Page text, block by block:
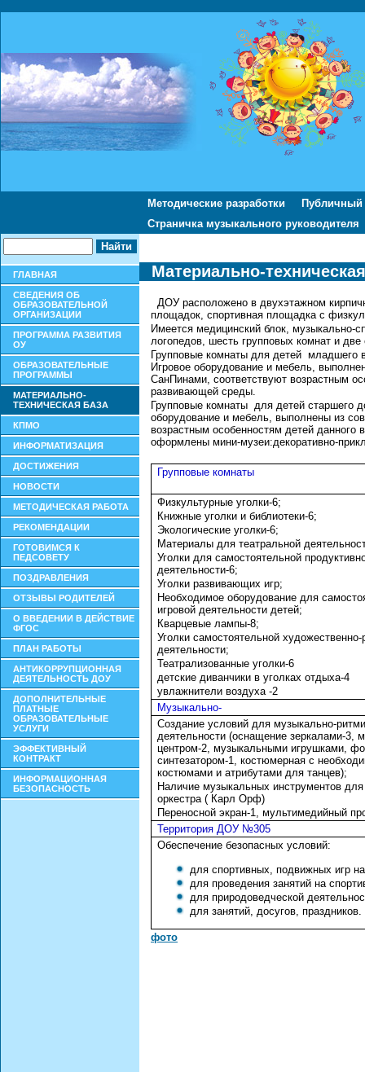
Методические разработки
Публичный
Страничка музыкального руководителя
ГЛАВНАЯ
СВЕДЕНИЯ ОБ
ОБРАЗОВАТЕЛЬНОЙ
ОРГАНИЗАЦИИ
ПРОГРАММА РАЗВИТИЯ
ОУ
ОБРАЗОВАТЕЛЬНЫЕ
ПРОГРАММЫ
МАТЕРИАЛЬНО-
ТЕХНИЧЕСКАЯ БАЗА
КПМО
ИНФОРМАТИЗАЦИЯ
ДОСТИЖЕНИЯ
НОВОСТИ
МЕТОДИЧЕСКАЯ РАБОТА
РЕКОМЕНДАЦИИ
ГОТОВИМСЯ К
ПЕДСОВЕТУ
ПОЗДРАВЛЕНИЯ
ОТЗЫВЫ РОДИТЕЛЕЙ
О ВВЕДЕНИИ В ДЕЙСТВИЕ
ФГОС
ПЛАН РАБОТЫ
АНТИКОРРУПЦИОННАЯ
ДЕЯТЕЛЬНОСТЬ ДОУ
ДОПОЛНИТЕЛЬНЫЕ
ПЛАТНЫЕ
ОБРАЗОВАТЕЛЬНЫЕ
УСЛУГИ
ЭФФЕКТИВНЫЙ
КОНТРАКТ
ИНФОРМАЦИОННАЯ
БЕЗОПАСНОСТЬ
Материально-
ДОУ расположено в двухэтажном
площадок, спортивная площадка с
Имеется медицинский блок, музыкально-
логопедов, шесть групповых комнат и
Групповые комнаты для детей младшего
Игровое оборудование и мебель,
СанПинами, соответствуют возрастным
развивающей среды.
Групповые комнаты для детей старшего
оборудование и мебель, выполнены из
возрастным особенностям детей данного
оформлены мини-музеи:декоративно-
Групповые комнаты
Физкультурные уголки-6;
Книжные уголки и библиотеки-6;
Экологические уголки-6;
Материалы для театральной
Уголки для самостоятельной
деятельности-6;
Уголки развивающих игр;
Необходимое оборудование для
игровой деятельности детей;
Кварцевые лампы-8;
Уголки самостоятельной художественно-
деятельности;
Театрализованные уголки-6
детские диванчики в уголках отдыха-4
увлажнители воздуха -2
Музыкально-
Создание условий для музыкально-
деятельности (оснащение зеркалами-3,
центром-2, музыкальными игрушками,
синтезатором-1, костюмерная с
костюмами и атрибутами для танцев);
Наличие музыкальных инструментов для
оркестра ( Карл Орф)
Переносной экран-1, мультимедийный
Территория ДОУ №305
Обеспечение безопасных условий:
для спортивных, подвижных игр
для проведения занятий на
для природоведческой
для занятий, досугов, праздников.
фото